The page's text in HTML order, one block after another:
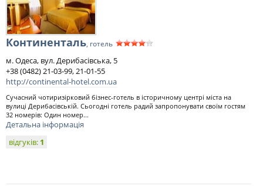
Континенталь, готель
м. Одеса, вул. Дерибасівська, 5
+38 (0482) 21-03-99, 21-01-55
http://continental-hotel.com.ua
Сучасний чотиризірковий бізнес-готель в історичному центрі міста на
вулиці Дерибасівській. Сьогодні готель радий запропонувати своїм гостям
32 номерів: Один номер...
Детальна інформація
відгуків: 1